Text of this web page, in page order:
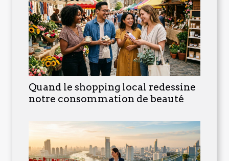
Quand le shopping local redessine
notre consommation de beauté